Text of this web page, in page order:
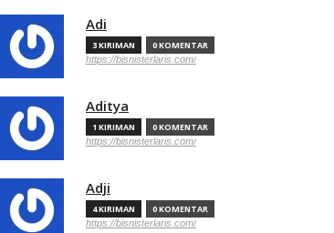
Adi
3 KIRIMAN 0 KOMENTAR
https://bisnisterlaris.com/
Aditya
1 KIRIMAN 0 KOMENTAR
https://bisnisterlaris.com/
Adji
4 KIRIMAN 0 KOMENTAR
https://bisnisterlaris.com/